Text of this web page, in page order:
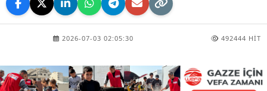
2026-07-03 02:05:30 492444 HIT